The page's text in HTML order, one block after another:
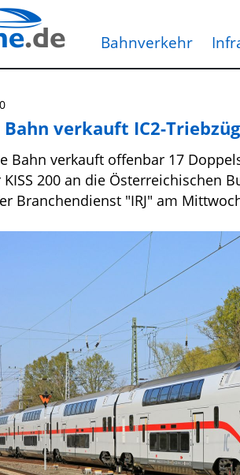
Bahnverkehr
Bahn verkauft IC2-
Bahn verkauft offenbar 17
200 an die Österreichischen
Branchendienst "IRJ" am